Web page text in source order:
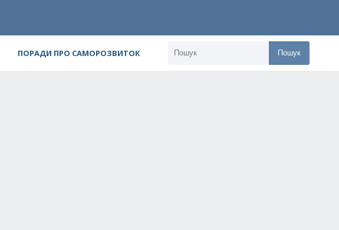
ПОРАДИ ПРО САМОРОЗВИТОК Пошук